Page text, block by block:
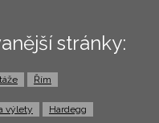
stránky:
Řím
výlety Hardegg